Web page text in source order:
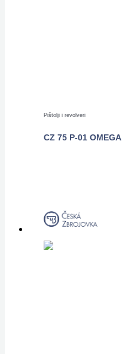
Pištolji i revolveri
CZ 75 P-01 OMEGA